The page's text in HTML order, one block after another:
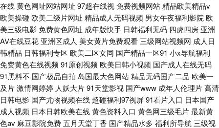
在线黄色网址网站网址 97超在线视免费视频网站精品欧美精品v
欧美操碰 欧美二级片网址 精品成人无码视频 男女午夜福利影院 欧
美三级电影免费黄色网址 成年版快手 日韩福利无码 四虎四房 亚洲
AV在线豆花 亚洲区成人 美女黄片免费观看 三级网站视频网 成人日
韩精品 日韩福利专区 欧美二区女同 国产精品一区91 小x导航福利
免费黄色在线视频 91原创视频 欧美日韩小视频 国产成人在线无码
91黑料不 国产极品自拍 岛国最大色网站精品无码国产二品 欧美一
及片激情网婷婷 人妖大片91天堂影视 国产www 成年人伦理片高清
日韩电影 国产尤物视频在线 超碰福利97视屏91看片入口 日本国产
成人视频 日本日韩欧美在线黄色资料入口 黄色网三级毛片最新黄
色av 麻豆影院免费 五月天堂丁香 国产精品水多 福利所导航 三级视